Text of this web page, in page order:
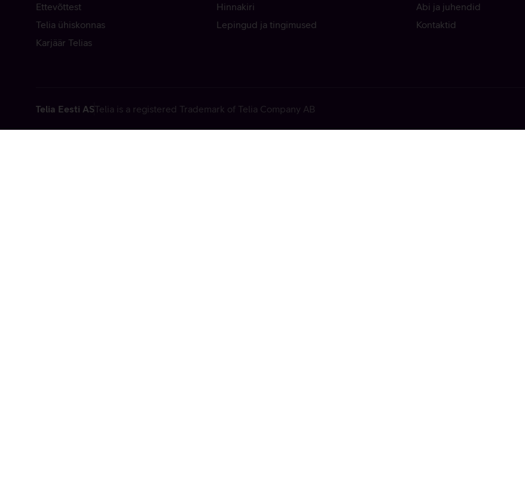
Ettevõttest
Telia ühiskonnas
Karjäär Telias
Hinnakiri
Lepingud ja tingimused
Abi ja juhendid
Kontaktid
Telia Eesti ASTelia is a registered Trademark of Telia Company AB